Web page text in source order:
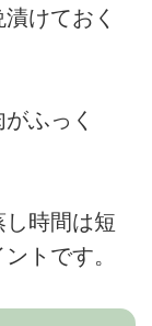
けておく
ふっく
時間は短
トです。